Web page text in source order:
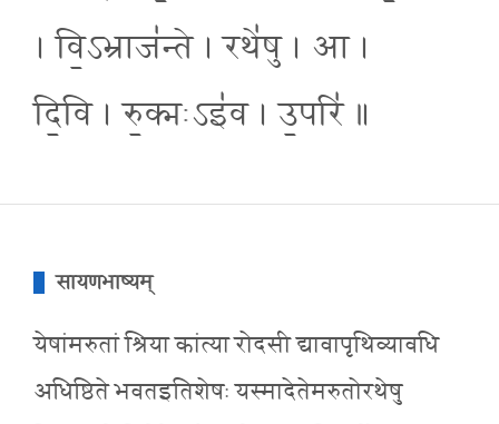
। वि॒ऽभ्राज॑न्ते । रथे॑षु । आ ।
दि॒वि । रु॒क्मःऽइ॑व । उ॒परि॑ ॥
सायणभाष्यम्
येषांमरुतां श्रिया कांत्या रोदसी द्यावापृथिव्यावधि
अधिष्ठिते भवतइतिशेषः यस्मादेतेमरुतोरथेषु